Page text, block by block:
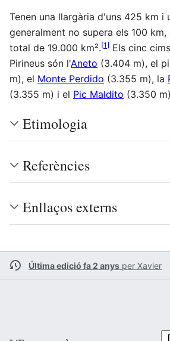
Tenen una llargària d'uns 425 km i
generalment no supera els 100
total de 19.000 km².[1] Els cinc
Pirineus són l'Aneto (3.404 m), el
m), el Monte Perdido (3.355 m), la
(3.355 m) i el Pic Maldito (3.350
Etimologia
Referències
Enllaços externs
Última edició fa 2 anys per Xavier